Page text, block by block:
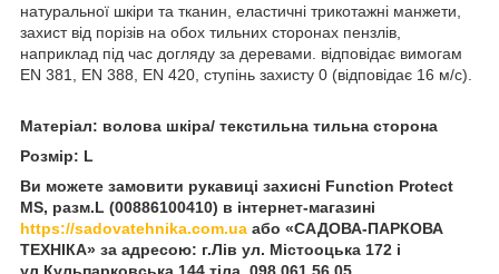
натуральної шкіри та тканин, еластичні трикотажні манжети,
захист від порізів на обох тильних сторонах пензлів,
наприклад під час догляду за деревами. відповідає вимогам
EN 381, EN 388, EN 420, ступінь захисту 0 (відповідає 16 м/с).
Матеріал: волова шкіра/ текстильна тильна сторона
Розмір: L
Ви можете замовити рукавиці захисні Function Protect
MS, разм.L (00886100410) в інтернет-магазині
https://sadovatehnika.com.ua або «САДОВА-ПАРКОВА
ТЕХНІКА» за адресою: г.Лів ул. Містооцька 172 і
ул.Кульпарковська 144 тіла. 098 061 56 05